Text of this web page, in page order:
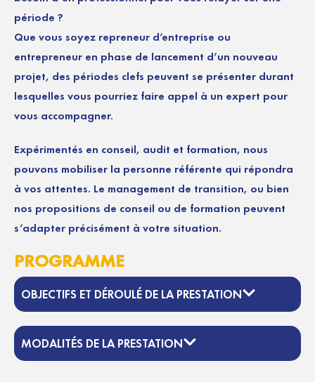
période ?
Que vous soyez repreneur d’entreprise ou
entrepreneur en phase de lancement d’un nouveau
projet, des périodes clefs peuvent se présenter durant
lesquelles vous pourriez faire appel à un expert pour
vous accompagner.
Expérimentés en conseil, audit et formation, nous
pouvons mobiliser la personne référente qui répondra
à vos attentes. Le management de transition, ou bien
nos propositions de conseil ou de formation peuvent
s’adapter précisément à votre situation.
PROGRAMME
OBJECTIFS ET DÉROULÉ DE LA PRESTATION
MODALITÉS DE LA PRESTATION